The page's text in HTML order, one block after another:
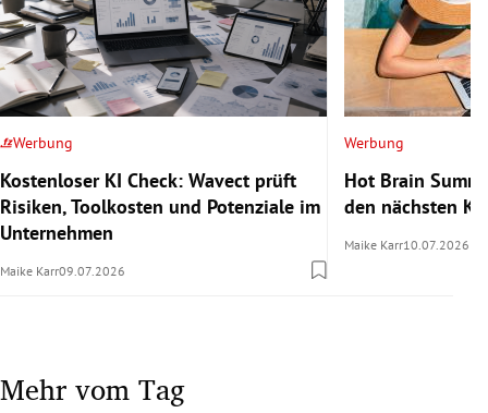
Werbung
Kostenloser KI Check: Wavect prüft
Risiken, Toolkosten und Potenziale im
Unternehmen
Maike Karr09.07.2026
Werbung
Hot Brain
den nächsten
Maike Karr10.07.2026
Mehr vom Tag